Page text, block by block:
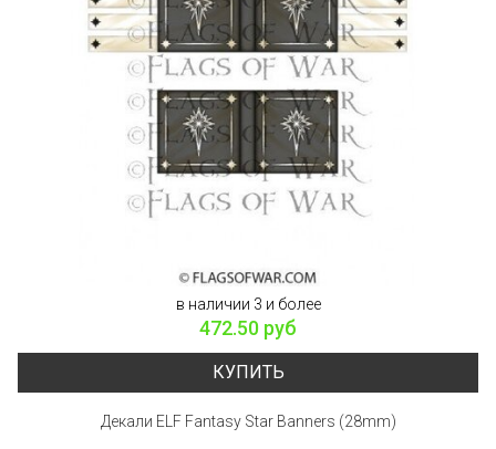
в наличии 3 и более
472.50 руб
КУПИТЬ
Декали ELF Fantasy Star Banners (28mm)